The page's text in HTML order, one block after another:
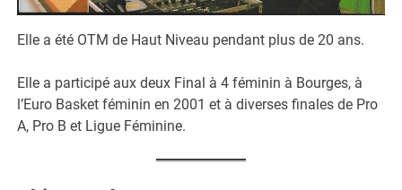
Elle a été OTM de Haut Niveau pendant plus de 20 ans.
Elle a participé aux deux Final à 4 féminin à Bourges, à
l’Euro Basket féminin en 2001 et à diverses finales de Pro
A, Pro B et Ligue Féminine.